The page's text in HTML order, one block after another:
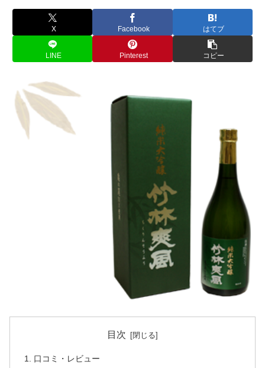
X Facebook はてブ
LINE Pinterest コピー
目次
口コミ・レビュー